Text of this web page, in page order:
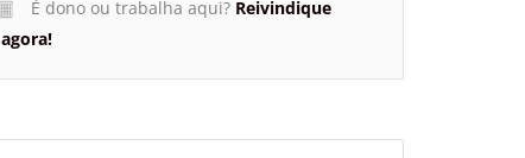
É dono ou trabalha aqui? Reivindique
agora!